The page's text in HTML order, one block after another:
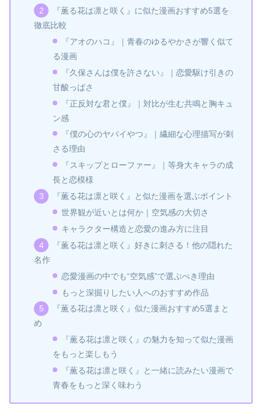
『薫る花は凛と咲く』に似た漫画おすすめ5選を
徹底比較
『アオのハコ』｜青春のゆるやかさが響く似て
る漫画
『久保さんは僕を許さない』｜恋愛駆け引きの
甘酸っぱさ
『正反対な君と僕』｜対比が生む共鳴と胸キュ
ン感
『僕の心のヤバイやつ』｜繊細な心理描写が刺
さる理由
『スキップとローファー』｜等身大キャラの成
長と恋模様
『薫る花は凛と咲く』と似た漫画を選ぶポイント
世界観が近いとは何か｜空気感の大切さ
キャラクター構造と恋愛の進み方に注目
『薫る花は凛と咲く』好きに刺さる！他の隠れた
名作
恋愛漫画の中でも“空気感”で選ぶべき理由
もっと深掘りしたい人へのおすすめ作品
『薫る花は凛と咲く』似た漫画おすすめ5選まと
め
『薫る花は凛と咲く』の魅力を知って似た漫画
をもっと楽しもう
『薫る花は凛と咲く』と一緒に読みたい漫画で
青春をもっと深く味わう